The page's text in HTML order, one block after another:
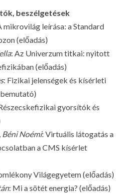
beszélgetések
mikrovilág leírása: a Standard
(előadás)
: Az Univerzum titkai: nyitott
(előadás)
: Fizikai jelenségek és kísérleti
gyorsítók és
Béni Noémi: Virtuális látogatás a
a CMS kísérlet
Világegyetem (előadás)
: Mi a sötét energia? (előadás)